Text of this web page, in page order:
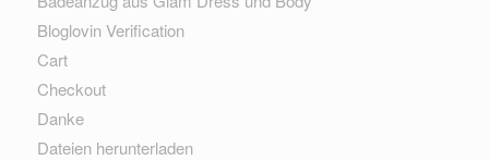
Bloglovin Verification
Cart
Checkout
Danke
Dateien herunterladen